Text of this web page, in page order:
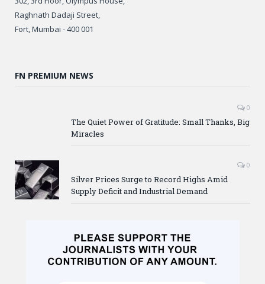
Raghnath Dadaji Street,
Fort, Mumbai - 400 001
FN PREMIUM NEWS
0
The Quiet Power of Gratitude: Small Thanks, Big
Miracles
0
Silver Prices Surge to Record Highs Amid
Supply Deficit and Industrial Demand